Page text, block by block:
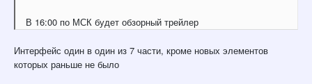
В 16:00 по МСК будет обзорный трейлер
Интерфейс один в один из 7 части, кроме новых элементов
которых раньше не было